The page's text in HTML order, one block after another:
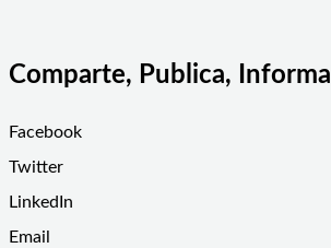
Comparte, Publica, Informa
Facebook
Twitter
LinkedIn
Email